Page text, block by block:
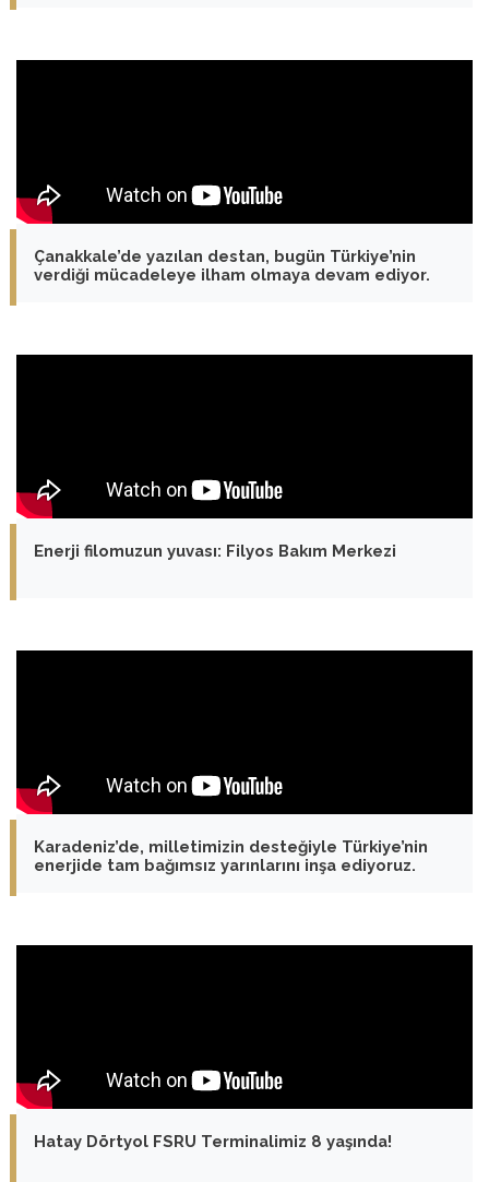
Çanakkale’de yazılan destan, bugün Türkiye’nin
verdiği mücadeleye ilham olmaya devam ediyor.
Enerji filomuzun yuvası: Filyos Bakım Merkezi
Karadeniz’de, milletimizin desteğiyle Türkiye’nin
enerjide tam bağımsız yarınlarını inşa ediyoruz.
Hatay Dörtyol FSRU Terminalimiz 8 yaşında!